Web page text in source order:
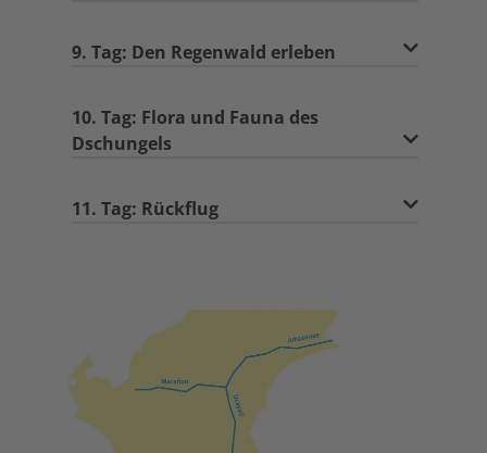
9. Tag: Den Regenwald erleben
10. Tag: Flora und Fauna des
Dschungels
11. Tag: Rückflug